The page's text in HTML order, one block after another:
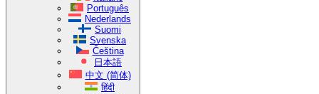
Português
Nederlands
Suomi
Svenska
Čeština
日本語
中文 (简体)
हिंदी